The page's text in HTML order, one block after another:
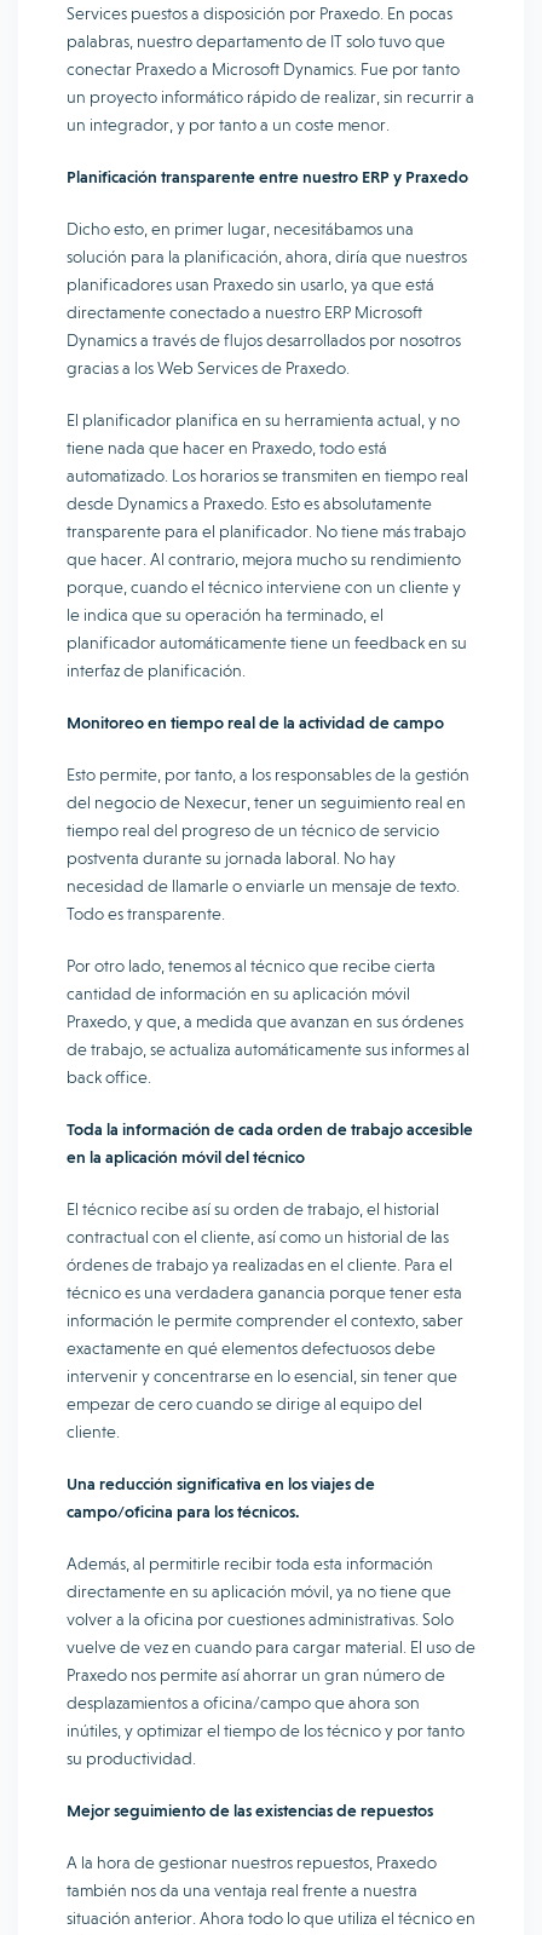
Services puestos a disposición por Praxedo. En pocas
palabras, nuestro departamento de IT solo tuvo que
conectar Praxedo a Microsoft Dynamics. Fue por tanto
un proyecto informático rápido de realizar, sin recurrir a
un integrador, y por tanto a un coste menor.
Planificación transparente entre nuestro ERP y Praxedo
Dicho esto, en primer lugar, necesitábamos una
solución para la planificación, ahora, diría que nuestros
planificadores usan Praxedo sin usarlo, ya que está
directamente conectado a nuestro ERP Microsoft
Dynamics a través de flujos desarrollados por nosotros
gracias a los Web Services de Praxedo.
El planificador planifica en su herramienta actual, y no
tiene nada que hacer en Praxedo, todo está
automatizado. Los horarios se transmiten en tiempo real
desde Dynamics a Praxedo. Esto es absolutamente
transparente para el planificador. No tiene más trabajo
que hacer. Al contrario, mejora mucho su rendimiento
porque, cuando el técnico interviene con un cliente y
le indica que su operación ha terminado, el
planificador automáticamente tiene un feedback en su
interfaz de planificación.
Monitoreo en tiempo real de la actividad de campo
Esto permite, por tanto, a los responsables de la gestión
del negocio de Nexecur, tener un seguimiento real en
tiempo real del progreso de un técnico de servicio
postventa durante su jornada laboral. No hay
necesidad de llamarle o enviarle un mensaje de texto.
Todo es transparente.
Por otro lado, tenemos al técnico que recibe cierta
cantidad de información en su aplicación móvil
Praxedo, y que, a medida que avanzan en sus órdenes
de trabajo, se actualiza automáticamente sus informes al
back office.
Toda la información de cada orden de trabajo accesible
en la aplicación móvil del técnico
El técnico recibe así su orden de trabajo, el historial
contractual con el cliente, así como un historial de las
órdenes de trabajo ya realizadas en el cliente. Para el
técnico es una verdadera ganancia porque tener esta
información le permite comprender el contexto, saber
exactamente en qué elementos defectuosos debe
intervenir y concentrarse en lo esencial, sin tener que
empezar de cero cuando se dirige al equipo del
cliente.
Una reducción significativa en los viajes de
campo/oficina para los técnicos.
Además, al permitirle recibir toda esta información
directamente en su aplicación móvil, ya no tiene que
volver a la oficina por cuestiones administrativas. Solo
vuelve de vez en cuando para cargar material. El uso de
Praxedo nos permite así ahorrar un gran número de
desplazamientos a oficina/campo que ahora son
inútiles, y optimizar el tiempo de los técnico y por tanto
su productividad.
Mejor seguimiento de las existencias de repuestos
A la hora de gestionar nuestros repuestos, Praxedo
también nos da una ventaja real frente a nuestra
situación anterior. Ahora todo lo que utiliza el técnico en